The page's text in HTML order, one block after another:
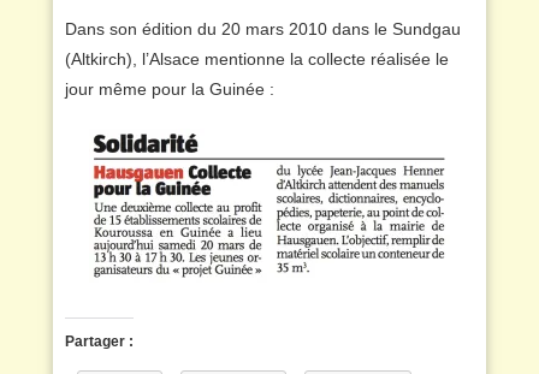
Dans son édition du 20 mars 2010 dans le Sundgau
(Altkirch), l’Alsace mentionne la collecte réalisée le
jour même pour la Guinée :
Partager :